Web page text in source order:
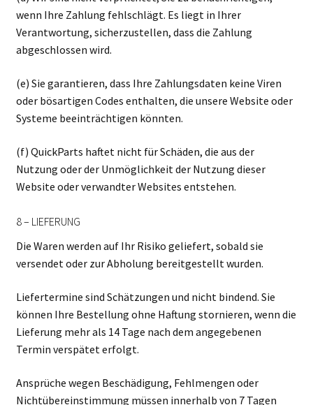
wenn Ihre Zahlung fehlschlägt. Es liegt in Ihrer
Verantwortung, sicherzustellen, dass die Zahlung
abgeschlossen wird.
(e) Sie garantieren, dass Ihre Zahlungsdaten keine Viren
oder bösartigen Codes enthalten, die unsere Website oder
Systeme beeinträchtigen könnten.
(f) QuickParts haftet nicht für Schäden, die aus der
Nutzung oder der Unmöglichkeit der Nutzung dieser
Website oder verwandter Websites entstehen.
8 – LIEFERUNG
Die Waren werden auf Ihr Risiko geliefert, sobald sie
versendet oder zur Abholung bereitgestellt wurden.
Liefertermine sind Schätzungen und nicht bindend. Sie
können Ihre Bestellung ohne Haftung stornieren, wenn die
Lieferung mehr als 14 Tage nach dem angegebenen
Termin verspätet erfolgt.
Ansprüche wegen Beschädigung, Fehlmengen oder
Nichtübereinstimmung müssen innerhalb von 7 Tagen